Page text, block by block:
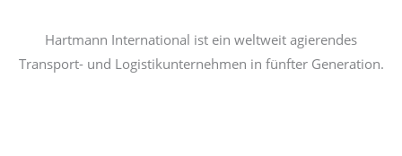
Hartmann International ist ein weltweit agierendes
Transport- und Logistikunternehmen in fünfter Generation.